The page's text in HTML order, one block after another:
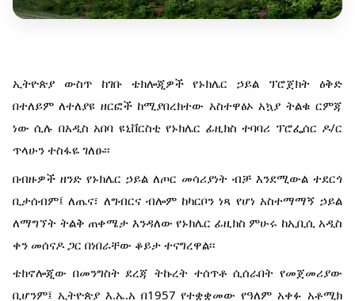
ኢትዮጵያ ውስጥ ከገቡ ቴክሎጂዎች የኑክሌር ኃይል ፕሮጀክት ዕቅድ
በተለይም ለተለያዩ ዘርፎች ከሚያበረክተው አስተዋፅኦ አኳያ ትልቁ ርምጃ
ነው ሲሉ በአዲስ አበባ ዩኒቨርስቲ የኑክሌር ፊዚክስ ተባባሪ ፕሮፌሰር ዶ/ር
ጥላሁን ተስፋዬ ገለፁ፡፡
በብዙዎች ዘንድ የኑክሌር ኃይል ለጦር መሳሪያነት ብቻ እንደሚውል ተደርጎ
ቢታሰብም፤ ለጤና፣ ለግብርና ብሎም ከካርቦን ነጻ የሆነ አስተማማኝ ኃይል
ለማግኘት ትልቅ ጠቀሜታ እንዳለው የኑክሌር ፊዚክስ ምሁሩ ከኢቢሲ አዲስ
ቀን መሰናዶ ጋር በነበራቸው ቆይታ ተናግረዋል፡፡
ቴክኖሎጂው በመንግስት ደረጃ ትኩረት ተሰጥቶ ሲሰራበት የመጀመሪያው
ቢሆንም፤ ኢትዮጵያ እ.ኤ.አ በ1957 የተቋቋመው የዓለም አቀፉ አቶሚክ